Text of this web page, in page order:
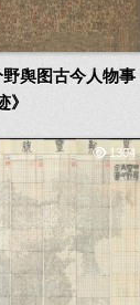
舆图古今人物事
》
1304